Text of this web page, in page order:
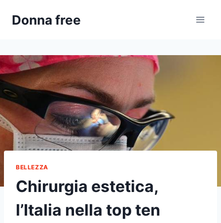
Donna free
BELLEZZA
Chirurgia estetica,
l’Italia nella top ten